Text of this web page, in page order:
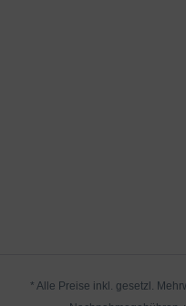
* Alle Preise inkl. gesetzl.